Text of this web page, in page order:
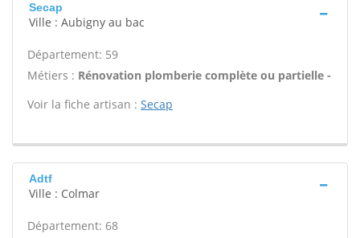
Secap
Ville : Aubigny au bac
Département: 59
Métiers : Rénovation plomberie complète ou partielle -
Voir la fiche artisan : Secap
Adtf
Ville : Colmar
Département: 68